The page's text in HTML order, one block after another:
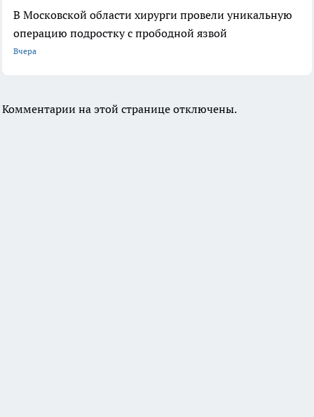
В Московской области хирурги провели уникальную
операцию подростку с прободной язвой
Вчера
Комментарии на этой странице отключены.